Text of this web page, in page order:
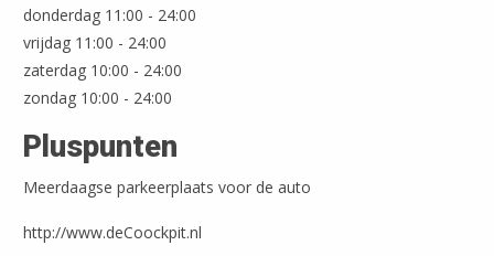
donderdag 11:00 - 24:00
vrijdag 11:00 - 24:00
zaterdag 10:00 - 24:00
zondag 10:00 - 24:00
Pluspunten
Meerdaagse parkeerplaats voor de auto
http://www.deCoockpit.nl